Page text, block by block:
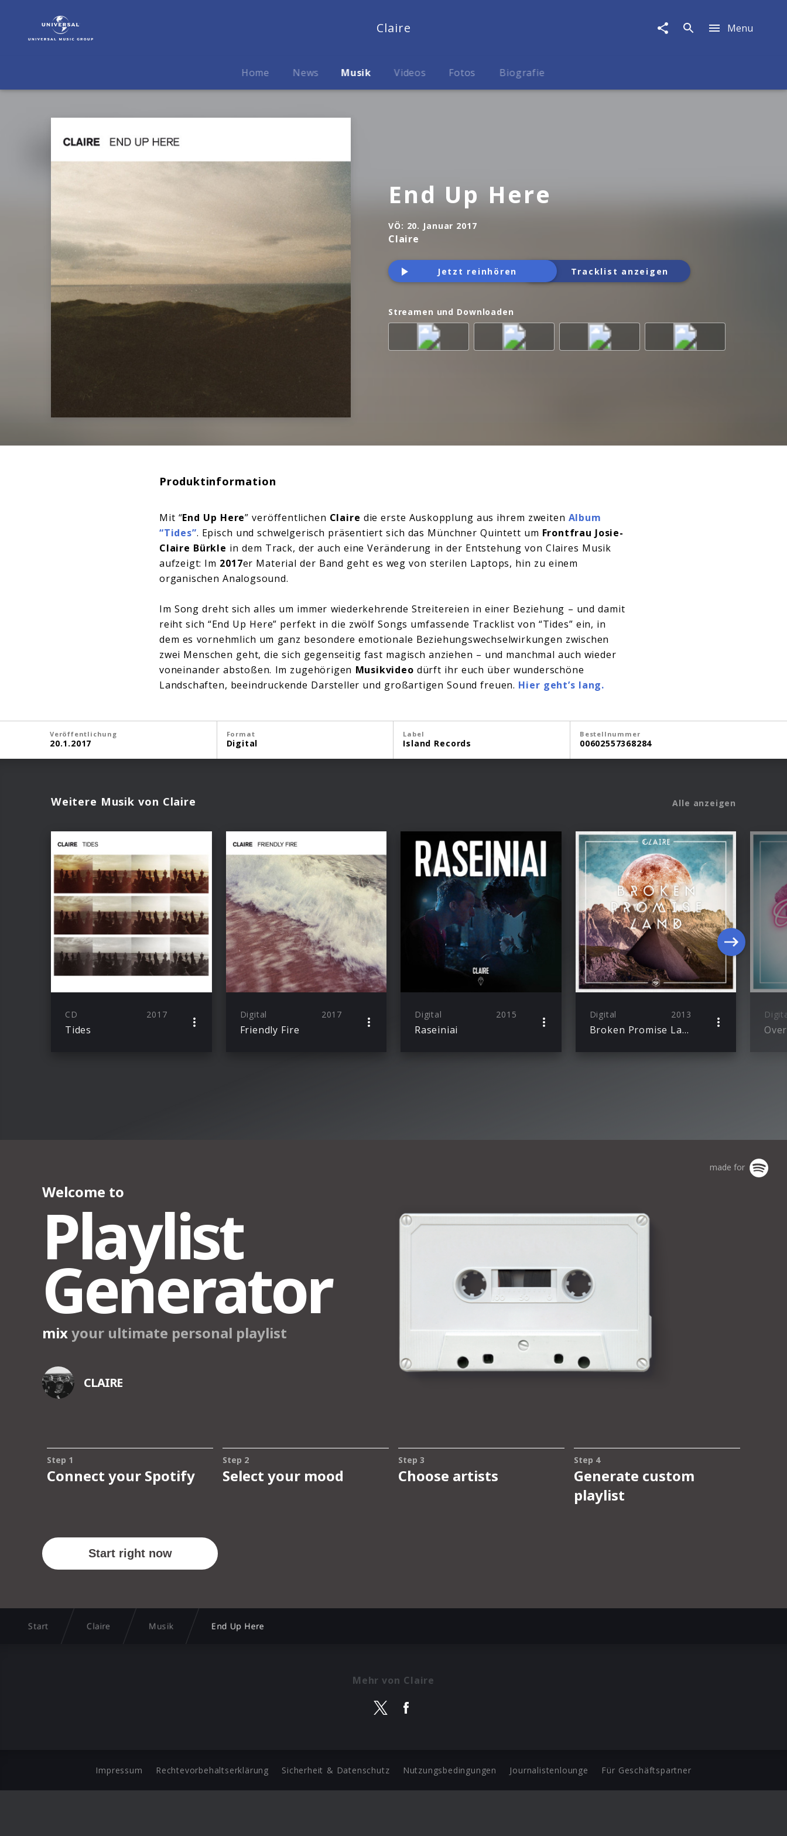
Musik
Here
Claire Menu
Home News Musik Videos Fotos Biografie
End Up Here
VÖ: 20. Januar 2017
Claire
Jetzt reinhören Tracklist anzeigen
Streamen und Downloaden
Produktinformation
Mit “End Up Here” veröffentlichen Claire die erste Auskopplung aus ihrem zweiten Album
“Tides”. Episch und schwelgerisch präsentiert sich das Münchner Quintett um Frontfrau Josie-
Claire Bürkle in dem Track, der auch eine Veränderung in der Entstehung von Claires Musik
aufzeigt: Im 2017er Material der Band geht es weg von sterilen Laptops, hin zu einem
organischen Analogsound.
Im Song dreht sich alles um immer wiederkehrende Streitereien in einer Beziehung – und damit
reiht sich “End Up Here” perfekt in die zwölf Songs umfassende Tracklist von “Tides” ein, in
dem es vornehmlich um ganz besondere emotionale Beziehungswechselwirkungen zwischen
zwei Menschen geht, die sich gegenseitig fast magisch anziehen – und manchmal auch wieder
voneinander abstoßen. Im zugehörigen Musikvideo dürft ihr euch über wunderschöne
Landschaften, beeindruckende Darsteller und großartigen Sound freuen. Hier geht’s lang.
Veröffentlichung
20.1.2017
Format
Digital
Label
Island Records
Bestellnummer
00602557368284
Weitere Musik von Claire Alle anzeigen
CD 2017
Tides
Digital 2017
Friendly Fire
Digital 2015
Raseiniai
Digital 2013
Broken Promise Land
Start Claire Musik End Up Here
Mehr von Claire
Impressum Rechtevorbehaltserklärung Sicherheit & Datenschutz Nutzungsbedingungen Journalistenlounge Für Geschäftspartner